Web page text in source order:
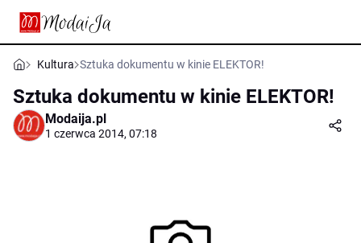
Kultura Sztuka dokumentu w kinie ELEKTOR!
Sztuka dokumentu w kinie ELEKTOR!
Modaija.pl
1 czerwca 2014, 07:18